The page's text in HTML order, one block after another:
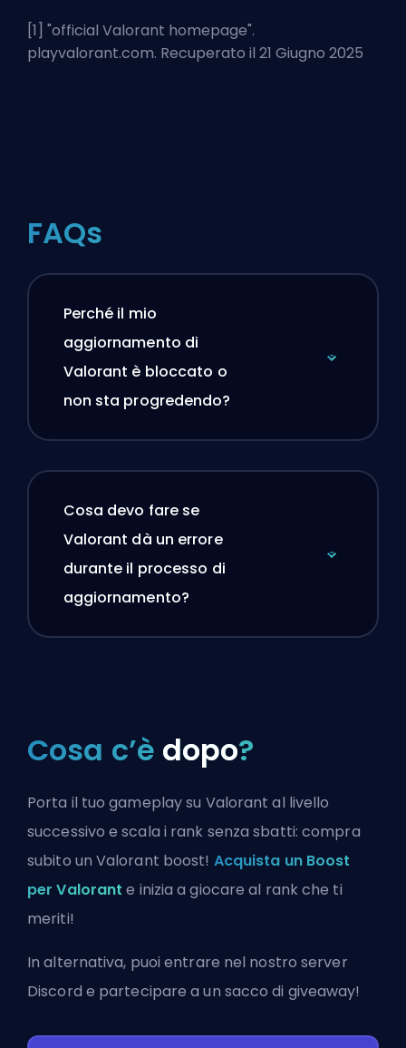
[1] "official Valorant homepage".
playvalorant.com. Recuperato il 21 Giugno 2025
FAQs
Perché il mio
aggiornamento di
Valorant è bloccato o
non sta progredendo?
Cosa devo fare se
Valorant dà un errore
durante il processo di
aggiornamento?
Cosa c’è dopo?
Porta il tuo gameplay su Valorant al livello
successivo e scala i rank senza sbatti: compra
subito un Valorant boost! Acquista un Boost
per Valorant e inizia a giocare al rank che ti
meriti!
In alternativa, puoientrare nel nostro server
Discord e partecipare a un sacco di giveaway!